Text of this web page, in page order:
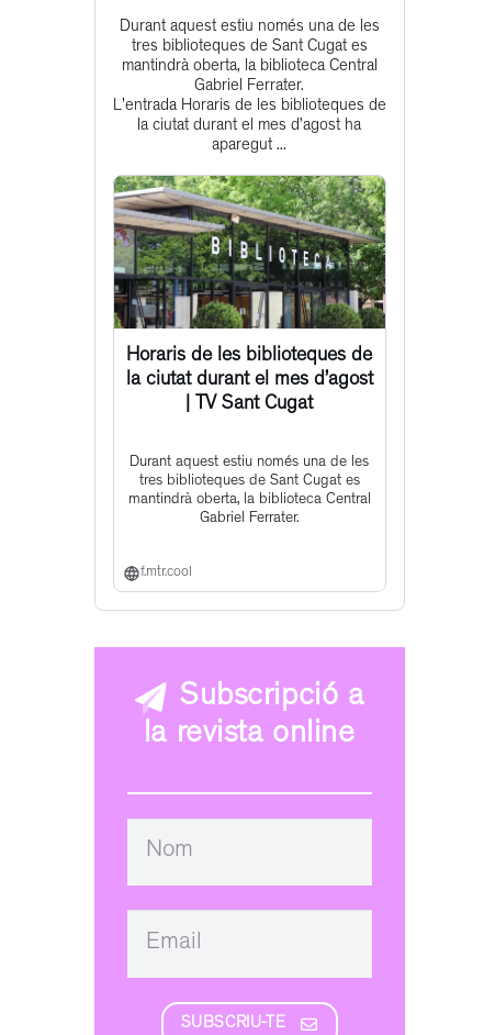
Profile
Get
to
this
post
Durant aquest estiu només una de les
tres biblioteques de Sant Cugat es
mantindrà oberta, la biblioteca Central
Gabriel Ferrater.
L'entrada Horaris de les biblioteques de
la ciutat durant el mes d’agost ha
aparegut ...
Horaris de les biblioteques de
la ciutat durant el mes d’agost
| TV Sant Cugat
Durant aquest estiu només una de les
tres biblioteques de Sant Cugat es
mantindrà oberta, la biblioteca Central
Gabriel Ferrater.
f.mtr.cool
Subscripció a
la revista online
SUBSCRIU-TE